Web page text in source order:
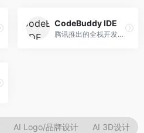
CodeBuddy IDE
腾讯推出的全栈开发AI IDE，整合腾讯云服务。面向开发者，提供代码生成、调试辅助、部署服务等功能，与腾讯云生态深度整合。
AI Logo/品牌设计 AI 3D设计